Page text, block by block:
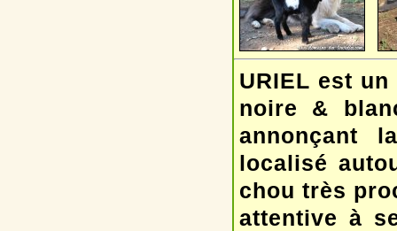
URIEL est
noire &
annonçant
localisé
chou très
attentive à